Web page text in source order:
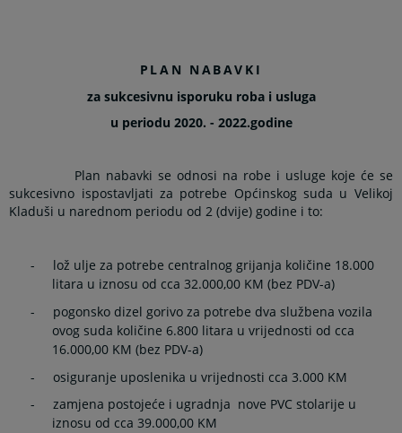
PLAN NABAVKI
za sukcesivnu isporuku roba i usluga
u periodu 2020. - 2022.godine
Plan nabavki se odnosi na robe i usluge koje će se
sukcesivno ispostavljati za potrebe Općinskog suda u Velikoj
Kladuši u narednom periodu od 2 (dvije) godine i to:
-
lož ulje za potrebe centralnog grijanja količine 18.000
litara u iznosu od cca 32.000,00 KM (bez PDV-a)
-
pogonsko dizel gorivo za potrebe dva službena vozila
ovog suda količine 6.800 litara u vrijednosti od cca
16.000,00 KM (bez PDV-a)
-
osiguranje uposlenika u vrijednosti cca 3.000 KM
-
zamjena postojeće i ugradnja nove PVC stolarije u
iznosu od cca 39.000,00 KM